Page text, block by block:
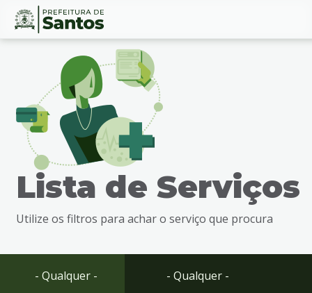
Ir
busca
Ir
Conteúdo
Lista de Serviços
Utilize os filtros para achar o serviço que procura
- Qualquer - - Qualquer -